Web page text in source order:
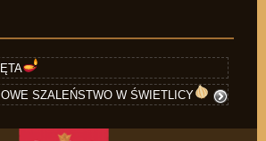
SZALEŃSTWO W ŚWIETLICY